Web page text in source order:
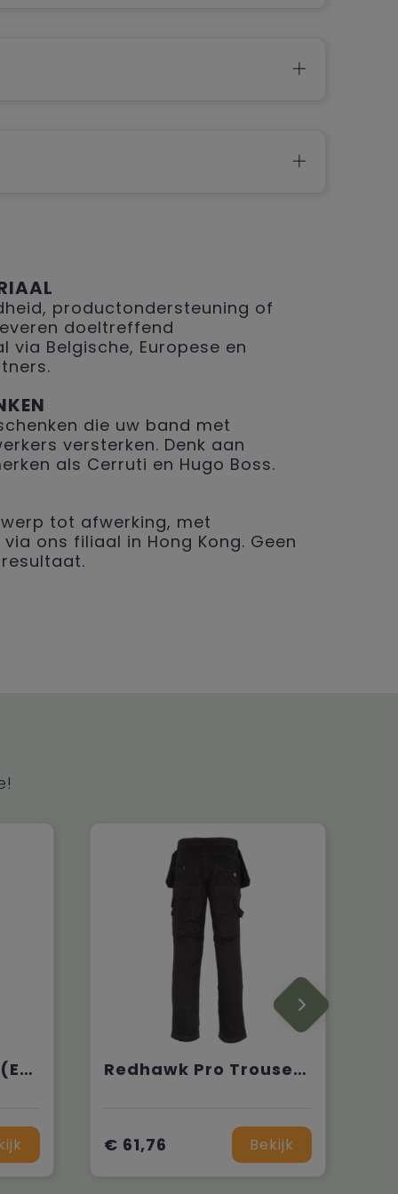
productondersteuning of
doeltreffend
Belgische, Europese en
die uw band met
versterken. Denk aan
als Cerruti en Hugo Boss.
tot afwerking, met
ons filiaal in Hong Kong. Geen
Everyday Trouser (EX. DED247) Redhawk Pro Trousers (EX. DWD801)
€ 61,76 Bekijk